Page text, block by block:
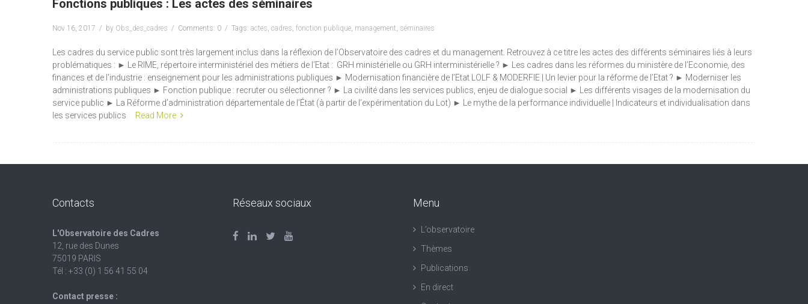
Fonctions publiques : Les actes des séminaires
Nov 16, 2017 by Obs_des_cadres Comments: 0 Tags: actes, cadres, fonction publique, management, séminaires
Les cadres du service public sont très largement inclus dans la réflexion de l’Observatoire des cadres et du management. Retrouvez à ce titre les actes des différents séminaires liés à leurs
problématiques : ► Le RIME, répertoire interministériel des métiers de l’Etat : GRH ministérielle ou GRH interministérielle ? ► Les cadres dans les réformes du ministère de l’Economie, des
finances et de l’industrie : enseignement pour les administrations publiques ► Modernisation financière de l’Etat LOLF & MODERFIE | Un levier pour la réforme de l’Etat ? ► Moderniser les
administrations publiques ► Fonction publique : recruter ou sélectionner ? ► La civilité dans les services publics, enjeu de dialogue social ► Les différents visages de la modernisation du
service public ► La Réforme d’administration départementale de l’État (à partir de l’expérimentation du Lot) ► Le mythe de la performance individuelle | Indicateurs et individualisation dans
les services publics Read More
Contacts
L'Observatoire des Cadres
12, rue des Dunes
75019 PARIS
Tél : +33 (0) 1 56 41 55 04
Contact presse :
Réseaux sociaux Menu
L’observatoire
Thèmes
Publications
En direct